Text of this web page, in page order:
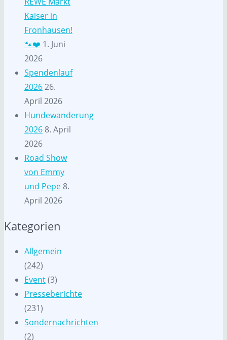
Kaiser in
Fronhausen!
🐾❤️ 1. Juni
2026
Spendenlauf
202626.
April 2026
Hundewanderung
2026 8. April
2026
Road Show
von Emmy
und Pepe 8.
April 2026
Kategorien
Allgemein
(242)
Event(3)
Presseberichte
(231)
Sondernachrichten
(2)